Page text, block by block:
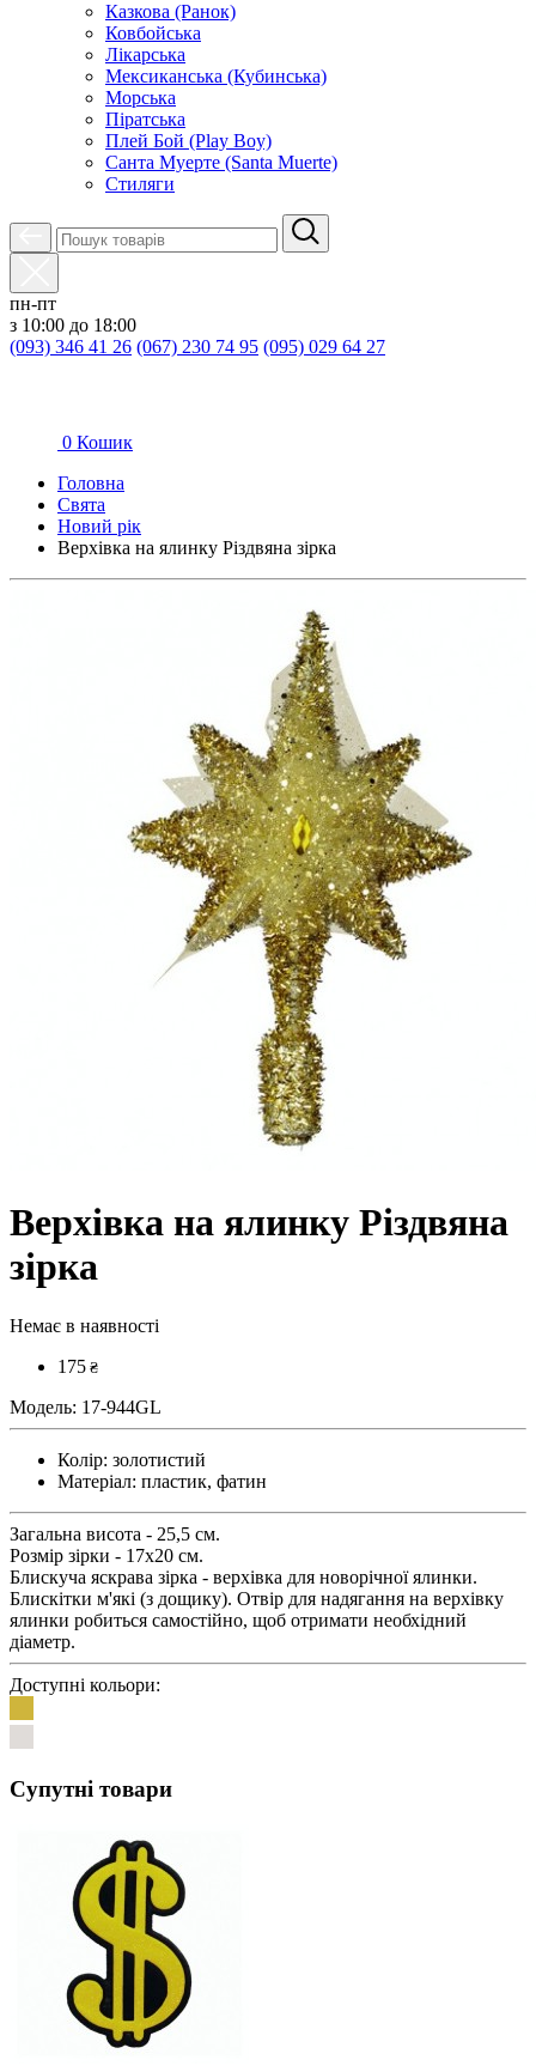
Казкова (Ранок)
Ковбойська
Лікарська
Мексиканська (Кубинська)
Морська
Піратська
Плей Бой (Play Boy)
Санта Муерте (Santa Muerte)
Стиляги
пн-пт
з 10:00 до 18:00
(093) 346 41 26 (067) 230 74 95 (095) 029 64 27
0 Кошик
Головна
Свята
Новий рік
Верхівка на ялинку Різдвяна зірка
Верхівка на ялинку Різдвяна
зірка
Немає в наявності
175 ₴
Модель: 17-944GL
Колір: золотистий
Матеріал: пластик, фатин
Загальна висота - 25,5 см.
Розмір зірки - 17х20 см.
Блискуча яскрава зірка - верхівка для новорічної ялинки.
Блискітки м'які (з дощику). Отвір для надягання на верхівку
ялинки робиться самостійно, щоб отримати необхідний
діаметр.
Доступні кольори:
Супутні товари